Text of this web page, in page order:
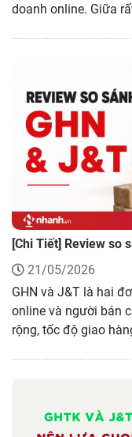
doanh online. Giữa
hợp top 10+ dịch vụ
nhanh chóng và
bạn tham khảo.
[Chi Tiết] Review so
21/05/2026
GHN và J&T là hai
online và người bán
rộng, tốc độ giao
lựa chọn giải pháp
hơn với MoMo Ship.